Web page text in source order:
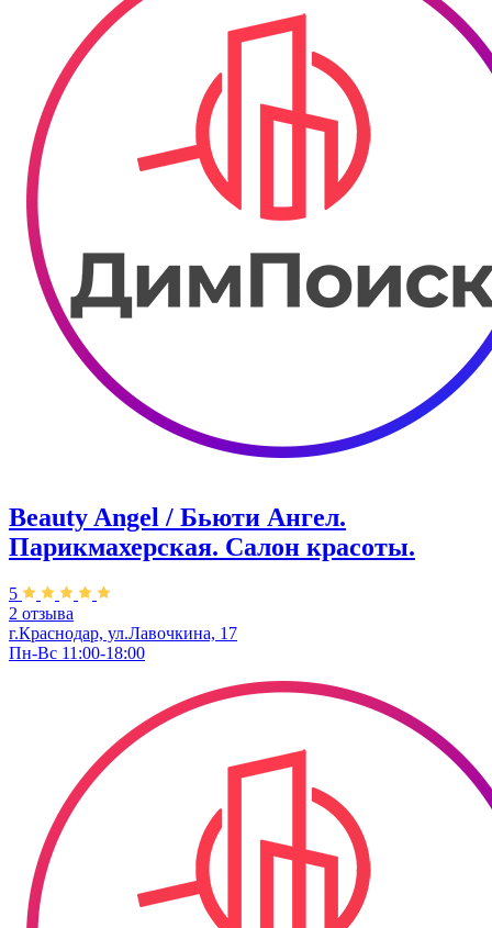
Beauty Angel / Бьюти Ангел.
Парикмахерская. Салон красоты.
5
2 отзыва
г.Краснодар, ул.Лавочкина, 17
Пн-Вс 11:00-18:00